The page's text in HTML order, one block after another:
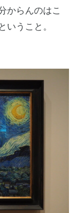
からんのはこ
いうこと。